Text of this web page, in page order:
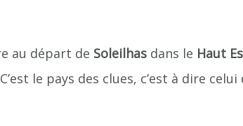
au départ de Soleilhas dans le Haut
C’est le pays des clues, c’est à dire